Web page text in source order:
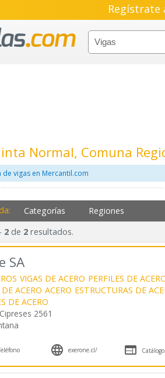
Regístrate
Normal, Comuna
vigas en Mercantil.com
Categorías Regiones
2de 2resultados.
SA
VIGAS DE ACERO PERFILES DE
ACERO ACERO ESTRUCTURAS DE
DE ACERO
2561
 exerone.cl/  Catálogo